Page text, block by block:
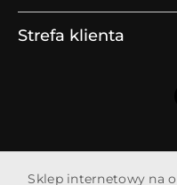
Strefa klienta
Sklep internetowy na